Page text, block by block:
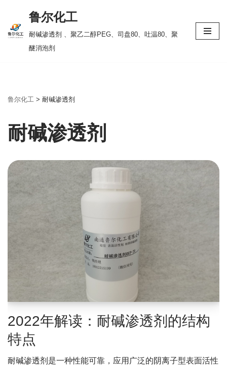
跳
鲁尔化工
耐碱渗透剂 、聚乙二醇PEG、司盘80、吐温80、聚
醚消泡剂
鲁尔化工 > 耐碱渗透剂
耐碱渗透剂
2022年解读：耐碱渗透剂的结构
特点
耐碱渗透剂是一种性能可靠，应用广泛的阴离子型表面活性